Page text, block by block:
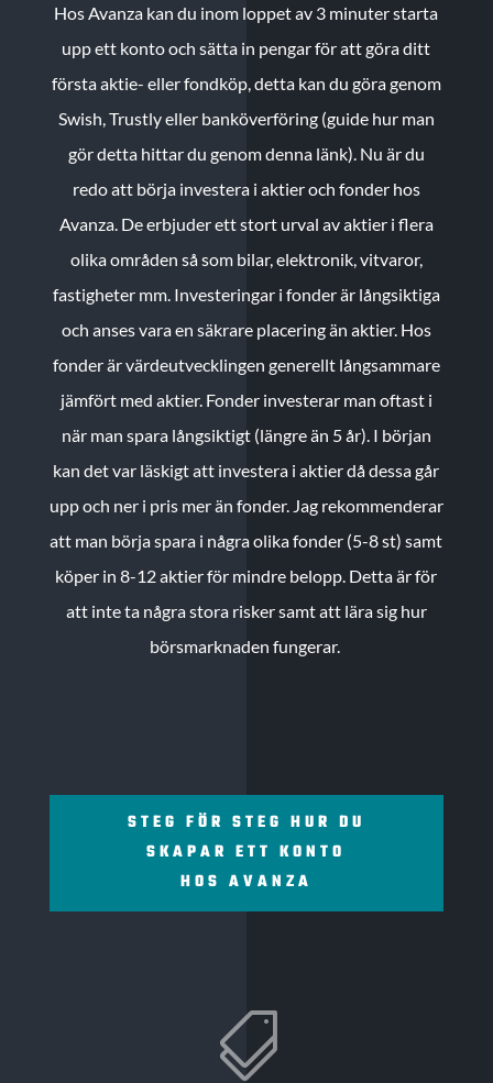
Hos Avanza kan du inom loppet av 3 minuter starta
upp ett konto och sätta in pengar för att göra ditt
första aktie- eller fondköp, detta kan du göra genom
Swish, Trustly eller banköverföring (guide hur man
gör detta hittar du genom denna länk). Nu är du
redo att börja investera i aktier och fonder hos
Avanza. De erbjuder ett stort urval av aktier i flera
olika områden så som bilar, elektronik, vitvaror,
fastigheter mm. Investeringar i fonder är långsiktiga
och anses vara en säkrare placering än aktier. Hos
fonder är värdeutvecklingen generellt långsammare
jämfört med aktier. Fonder investerar man oftast i
när man spara långsiktigt (längre än 5 år). I början
kan det var läskigt att investera i aktier då dessa går
upp och ner i pris mer än fonder. Jag rekommenderar
att man börja spara i några olika fonder (5-8 st) samt
köper in 8-12 aktier för mindre belopp. Detta är för
att inte ta några stora risker samt att lära sig hur
börsmarknaden fungerar.
STEG FÖR STEG HUR DU
SKAPAR ETT KONTO
HOS AVANZA
